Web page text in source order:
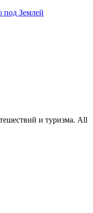
под Землей
и туризма. All